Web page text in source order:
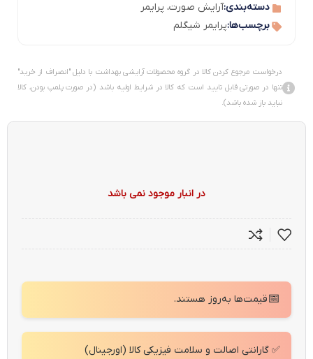
دسته‌بندی:آرایش صورت، پرایمر
برچسب‌ها:پرایمر شیگلم
درخواست مرجوع کردن کالا در گروه محصولات آرایشی بهداشت با دلیل "انصراف از خرید"
تنها در صورتی قابل تایید است که کالا در شرایط اولیه باشد (در صورت پلمپ بودن، کالا
نباید باز شده باشد).
در انبار موجود نمی باشد
📅قیمت‌ها به‌روز هستند.
✅ گارانتی اصالت و سلامت فیزیکی کالا (اورجینال)